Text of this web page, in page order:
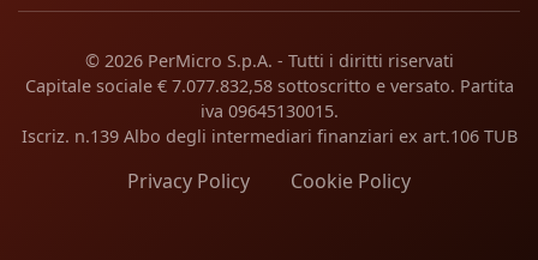
© 2026 PerMicro S.p.A. - Tutti i diritti riservati
Capitale sociale € 7.077.832,58 sottoscritto e versato. Partita
iva 09645130015.
Iscriz. n.139 Albo degli intermediari finanziari ex art.106 TUB
Privacy Policy Cookie Policy